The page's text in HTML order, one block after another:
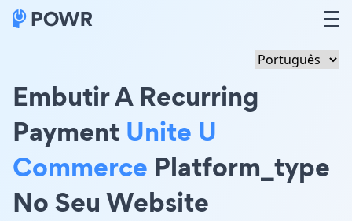
Embutir A Recurring
Payment Unite U
Commerce Platform_type
No Seu Website